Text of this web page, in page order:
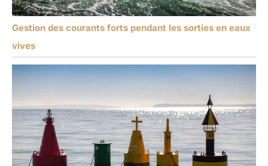
Gestion des courants forts pendant les sorties en eaux
vives